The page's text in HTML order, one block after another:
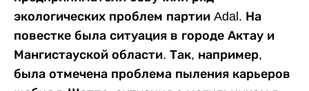
экологических проблем партии Adal. На
повестке была ситуация в городе Актау и
Мангистауской области. Так, например,
была отмечена проблема пыления карьеров